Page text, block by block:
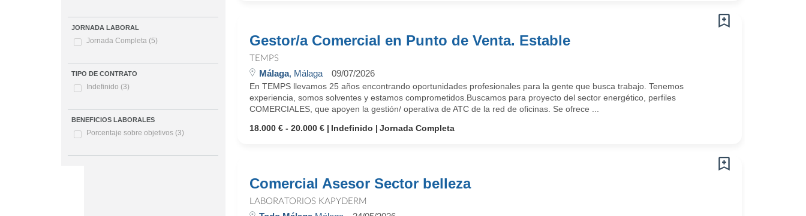
JORNADA LABORAL
Jornada Completa (5)
TIPO DE CONTRATO
Indefinido (3)
BENEFICIOS LABORALES
Porcentaje sobre objetivos (3)
Gestor/a Comercial en Punto de Venta. Estable
TEMPS
Málaga, Málaga 09/07/2026
En TEMPS llevamos 25 años encontrando oportunidades profesionales para la gente que busca trabajo. Tenemos
experiencia, somos solventes y estamos comprometidos.Buscamos para proyecto del sector energético, perfiles
COMERCIALES, que apoyen la gestión/ operativa de ATC de la red de oficinas. Se ofrece ...
18.000 € - 20.000 €
Indefinido Jornada Completa
Comercial Asesor Sector belleza
LABORATORIOS KAPYDERM